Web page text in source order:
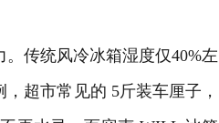
传统风冷冰箱湿度仅40%左
超市常见的 5斤装车厘子，